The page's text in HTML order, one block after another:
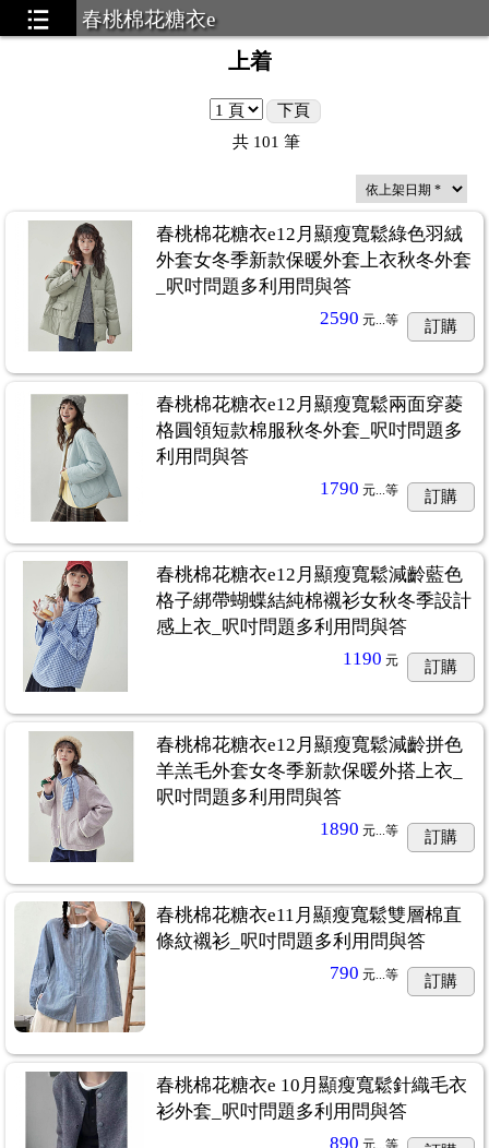
春桃棉花糖衣e
上着
下頁
共 101 筆
春桃棉花糖衣e12月顯瘦寬鬆綠色羽絨
外套女冬季新款保暖外套上衣秋冬外套
_呎吋問題多利用問與答
2590 元...等 訂購
春桃棉花糖衣e12月顯瘦寬鬆兩面穿菱
格圓領短款棉服秋冬外套_呎吋問題多
利用問與答
1790 元...等 訂購
春桃棉花糖衣e12月顯瘦寬鬆減齡藍色
格子綁帶蝴蝶結純棉襯衫女秋冬季設計
感上衣_呎吋問題多利用問與答
1190 元 訂購
春桃棉花糖衣e12月顯瘦寬鬆減齡拼色
羊羔毛外套女冬季新款保暖外搭上衣_
呎吋問題多利用問與答
1890 元...等 訂購
春桃棉花糖衣e11月顯瘦寬鬆雙層棉直
條紋襯衫_呎吋問題多利用問與答
790 元...等 訂購
春桃棉花糖衣e 10月顯瘦寬鬆針織毛衣
衫外套_呎吋問題多利用問與答
890 元...等